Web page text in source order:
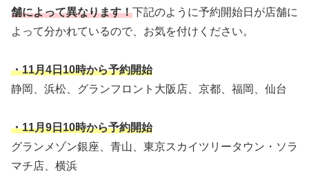
舗によって異なります！下記のように予約開始日が店舗に
よって分かれているので、お気を付けください。
・11月4日10時から予約開始
静岡、浜松、グランフロント大阪店、京都、福岡、仙台
・11月9日10時から予約開始
グランメゾン銀座、青山、東京スカイツリータウン・ソラ
マチ店、横浜